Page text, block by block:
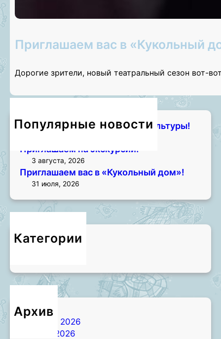
Приглашаем вас в «Кукольный
Дорогие зрители, новый театральный сезон вот-
Популярные новости
Чем занять лето? Начните с культуры!
Приглашаем на экскурсии!
3 августа, 2026
Приглашаем вас в «Кукольный дом»!
31 июля, 2026
Категории
Новости
Архив
Август 2026
Июль 2026